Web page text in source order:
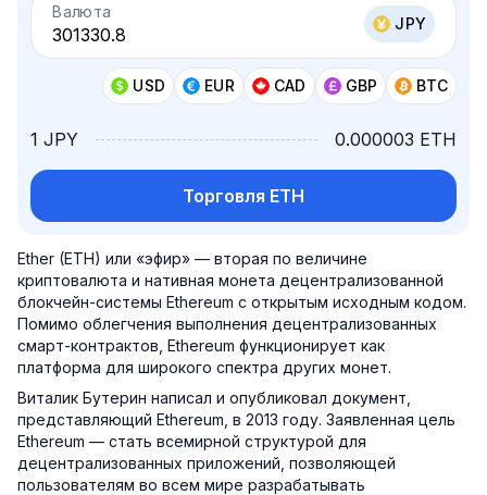
Валюта
JPY
USD EUR CAD GBP BTC
1 JPY 0.000003 ETH
Торговля ETH
Ether (ETH) или «эфир» — вторая по величине
криптовалюта и нативная монета децентрализованной
блокчейн-системы Ethereum с открытым исходным кодом.
Помимо облегчения выполнения децентрализованных
смарт-контрактов, Ethereum функционирует как
платформа для широкого спектра других монет.
Виталик Бутерин написал и опубликовал документ,
представляющий Ethereum, в 2013 году. Заявленная цель
Ethereum — стать всемирной структурой для
децентрализованных приложений, позволяющей
пользователям во всем мире разрабатывать